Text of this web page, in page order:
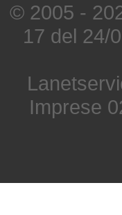
© 2005 -
17 del 24/
Imprese